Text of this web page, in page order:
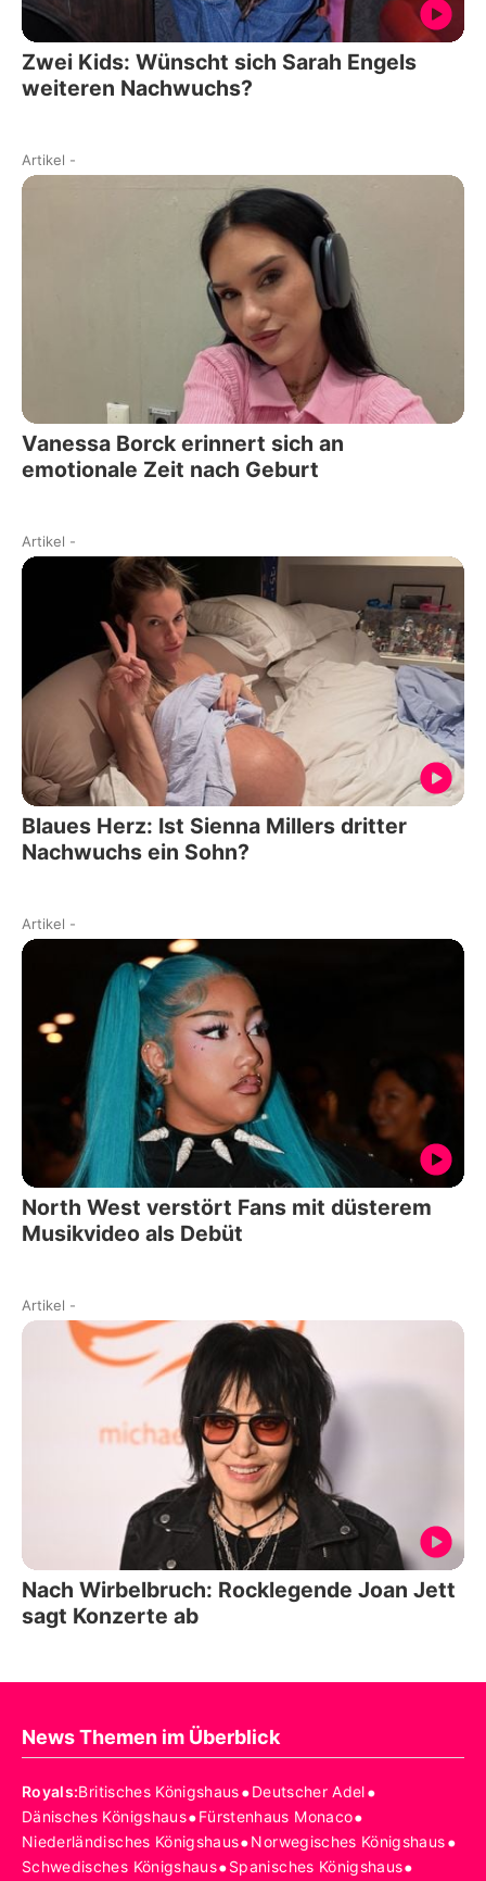
Zwei Kids: Wünscht sich Sarah Engels
weiteren Nachwuchs?
Artikel -
Vanessa Borck erinnert sich an
emotionale Zeit nach Geburt
Artikel -
Blaues Herz: Ist Sienna Millers dritter
Nachwuchs ein Sohn?
Artikel -
North West verstört Fans mit düsterem
Musikvideo als Debüt
Artikel -
Nach Wirbelbruch: Rocklegende Joan Jett
sagt Konzerte ab
News Themen im Überblick
Royals:Britisches Königshaus•Deutscher Adel•
Dänisches Königshaus•Fürstenhaus Monaco•
Niederländisches Königshaus•Norwegisches Königshaus•
Schwedisches Königshaus•Spanisches Königshaus•